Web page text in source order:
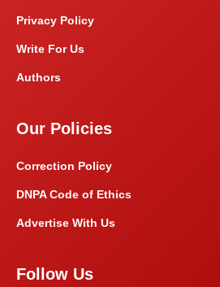
Privacy Policy
Write For Us
Authors
Our Policies
Correction Policy
DNPA Code of Ethics
Advertise With Us
Follow Us